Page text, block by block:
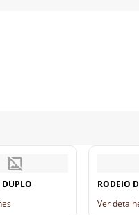
DUPLO
RODEIO
Ver